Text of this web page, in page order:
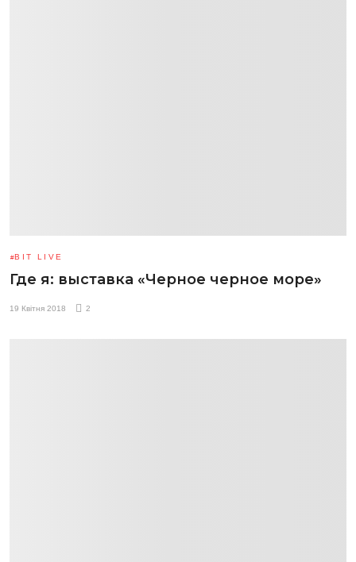
BIT LIVE
Где я: выставка «Черное черное море»
19 Квітня 2018 2